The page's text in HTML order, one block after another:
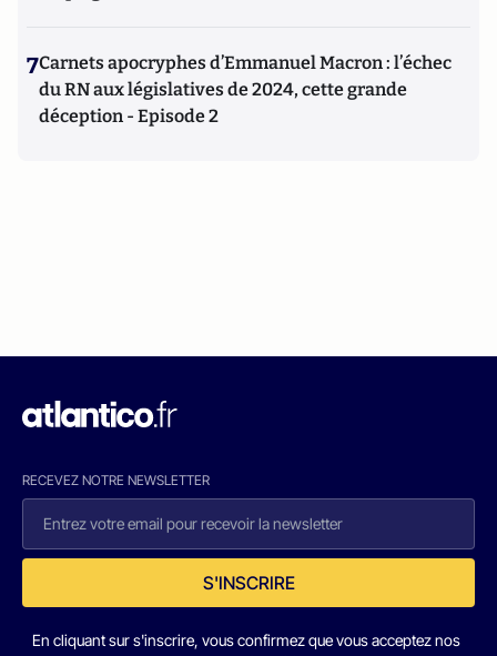
7Carnets apocryphes d’Emmanuel Macron : l’échec
du RN aux législatives de 2024, cette grande
déception - Episode 2
RECEVEZ NOTRE NEWSLETTER
S'INSCRIRE
En cliquant sur s'inscrire, vous confirmez que vous acceptez nos